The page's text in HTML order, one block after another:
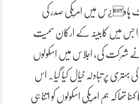
ہاو¿س میں امریکی صدر کی
جس میں کابینہ کے ارکان سمیت
نے شرکت کی، اجلاس میں اسکولوں
بہتری پر تبادلہ خیال کیا گیا۔ اس
تھا کہ ہم امریکی اسکولوں کو اتنا ہی